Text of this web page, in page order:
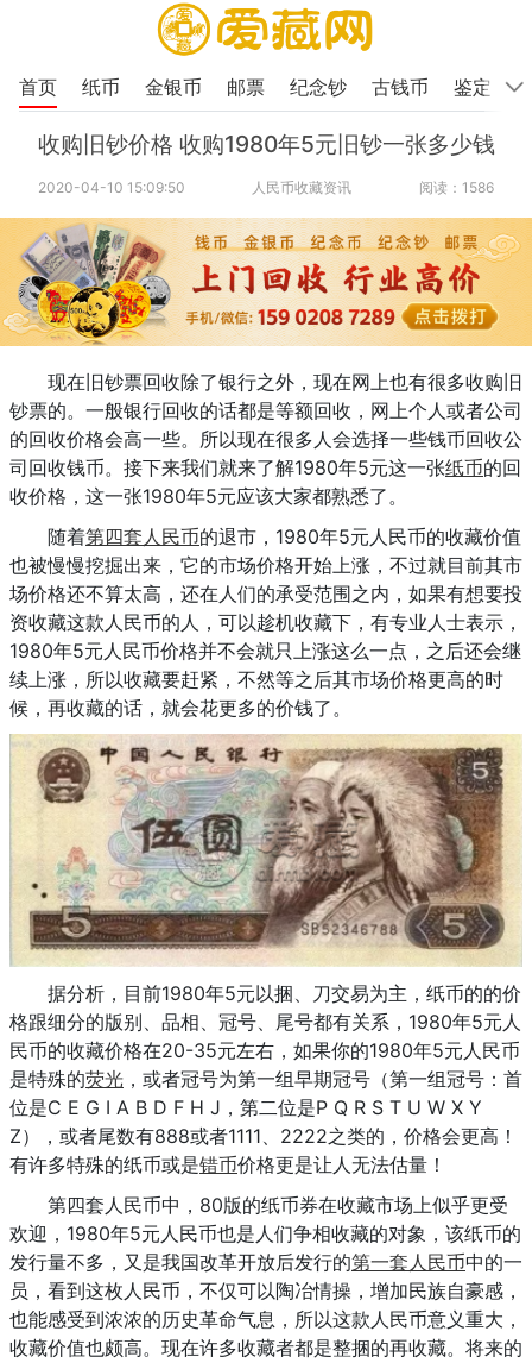
首页 纸币 金银币 邮票 纪念钞 古钱币 鉴定
收购旧钞价格 收购1980年5元旧钞一张多少钱
2020-04-10 15:09:50 人民币收藏资讯 阅读：1586
现在旧钞票回收除了银行之外，现在网上也有很多收购旧
钞票的。一般银行回收的话都是等额回收，网上个人或者公司
的回收价格会高一些。所以现在很多人会选择一些钱币回收公
司回收钱币。接下来我们就来了解1980年5元这一张纸币的回
收价格，这一张1980年5元应该大家都熟悉了。
随着第四套人民币的退市，1980年5元人民币的收藏价值
也被慢慢挖掘出来，它的市场价格开始上涨，不过就目前其市
场价格还不算太高，还在人们的承受范围之内，如果有想要投
资收藏这款人民币的人，可以趁机收藏下，有专业人士表示，
1980年5元人民币价格并不会就只上涨这么一点，之后还会继
续上涨，所以收藏要赶紧，不然等之后其市场价格更高的时
候，再收藏的话，就会花更多的价钱了。
据分析，目前1980年5元以捆、刀交易为主，纸币的的价
格跟细分的版别、品相、冠号、尾号都有关系，1980年5元人
民币的收藏价格在20-35元左右，如果你的1980年5元人民币
是特殊的荧光 ，或者冠号为第一组早期冠号（第一组冠号：首
位是C E G I A B D F H J，第二位是P Q R S T U W X Y
Z），或者尾数有888或者1111、2222之类的，价格会更高！
有许多特殊的纸币或是错币价格更是让人无法估量！
第四套人民币中，80版的纸币券在收藏市场上似乎更受
欢迎，1980年5元人民币也是人们争相收藏的对象，该纸币的
发行量不多，又是我国改革开放后发行的第一套人民币中的一
员，看到这枚人民币，不仅可以陶冶情操，增加民族自豪感，
也能感受到浓浓的历史革命气息，所以这款人民币意义重大，
收藏价值也颇高。现在许多收藏者都是整捆的再收藏。将来的